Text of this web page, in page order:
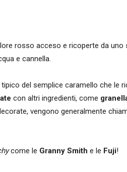
rosso acceso e ricoperte da uno
e cannella.
del semplice caramello che le
con altri ingredienti, come
vengono generalmente
come le Granny Smith e le Fuji!